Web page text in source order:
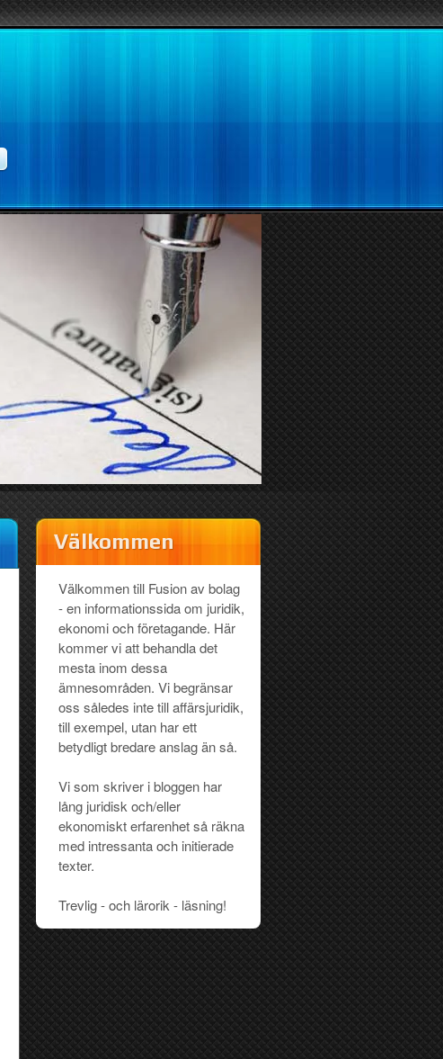
Välkommen
Välkommen till Fusion av bolag
- en informationssida om juridik,
ekonomi och företagande. Här
kommer vi att behandla det
mesta inom dessa
ämnesområden. Vi begränsar
oss således inte till affärsjuridik,
till exempel, utan har ett
betydligt bredare anslag än så.
Vi som skriver i bloggen har
lång juridisk och/eller
ekonomiskt erfarenhet så räkna
med intressanta och initierade
texter.
Trevlig - och lärorik - läsning!